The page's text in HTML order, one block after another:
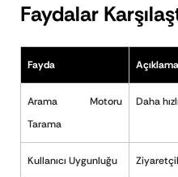
Faydalar
Fayda Açıklama
Arama Motoru
Tarama
Daha
Kullanıcı Uygunluğu